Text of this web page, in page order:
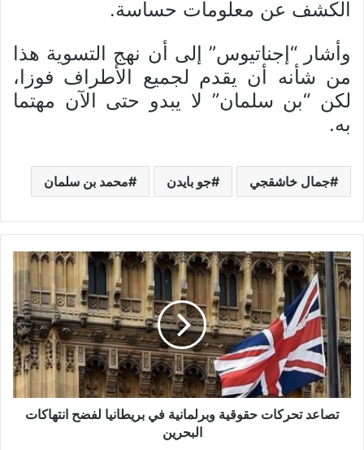
الكشف عن معلومات حساسة.
وأشار “إجناتيوس” إلى أن نهج التسوية هذا
من شأنه أن يقدم لجميع الأطراف فوزا،
لكن “بن سلمان” لا يبدو حتى الآن مهتما
به.
جمال خاشقجي جو بايدن محمد بن سلمان
تصاعد تحركات حقوقية وبرلمانية في بريطانيا لفضح انتهاكات
البحرين